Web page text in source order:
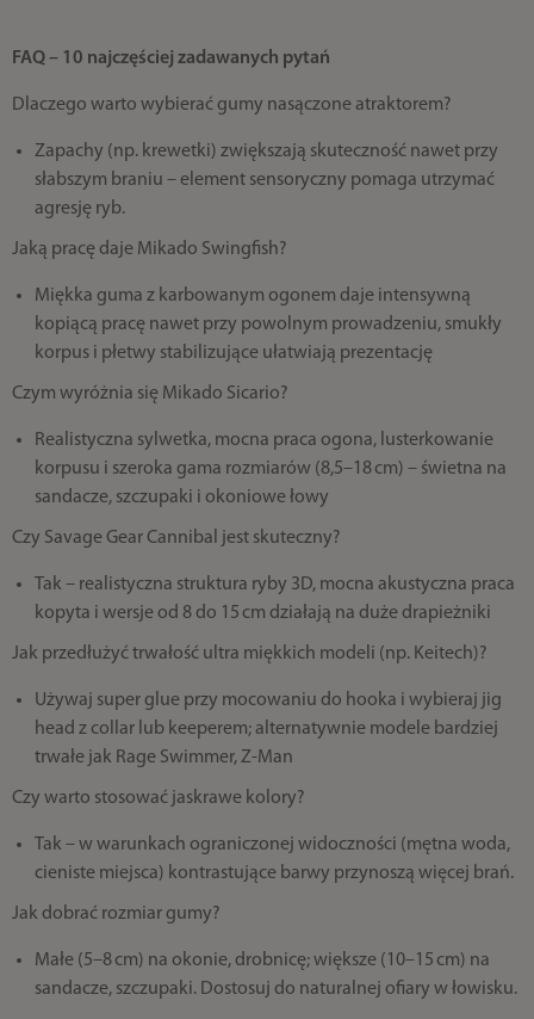
FAQ – 10 najczęściej zadawanych pytań
Dlaczego warto wybierać gumy nasączone atraktorem?
Zapachy (np. krewetki) zwiększają skuteczność nawet przy
słabszym braniu – element sensoryczny pomaga utrzymać
agresję ryb.
Jaką pracę daje Mikado Swingfish?
Miękka guma z karbowanym ogonem daje intensywną
kopiącą pracę nawet przy powolnym prowadzeniu, smukły
korpus i płetwy stabilizujące ułatwiają prezentację
Czym wyróżnia się Mikado Sicario?
Realistyczna sylwetka, mocna praca ogona, lusterkowanie
korpusu i szeroka gama rozmiarów (8,5–18 cm) – świetna na
sandacze, szczupaki i okoniowe łowy
Czy Savage Gear Cannibal jest skuteczny?
Tak – realistyczna struktura ryby 3D, mocna akustyczna praca
kopyta i wersje od 8 do 15 cm działają na duże drapieżniki
Jak przedłużyć trwałość ultra miękkich modeli (np. Keitech)?
Używaj super glue przy mocowaniu do hooka i wybieraj jig
head z collar lub keeperem; alternatywnie modele bardziej
trwałe jak Rage Swimmer, Z-Man
Czy warto stosować jaskrawe kolory?
Tak – w warunkach ograniczonej widoczności (mętna woda,
cieniste miejsca) kontrastujące barwy przynoszą więcej brań.
Jak dobrać rozmiar gumy?
Małe (5–8 cm) na okonie, drobnicę; większe (10–15 cm) na
sandacze, szczupaki. Dostosuj do naturalnej ofiary w łowisku.